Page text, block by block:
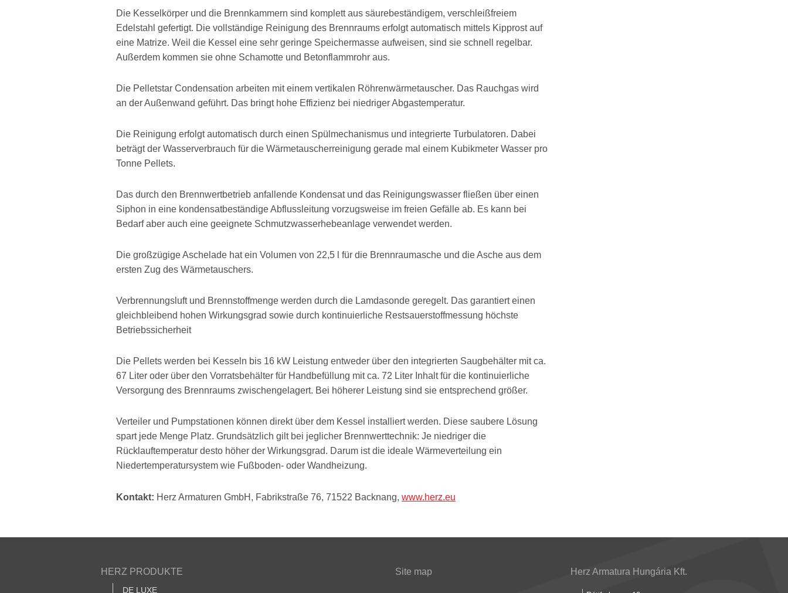
Die Kesselkörper und die Brennkammern sind komplett aus säurebeständigem, verschleißfreiem
Edelstahl gefertigt. Die vollständige Reinigung des Brennraums erfolgt automatisch mittels Kipprost auf
eine Matrize. Weil die Kessel eine sehr geringe Speichermasse aufweisen, sind sie schnell regelbar.
Außerdem kommen sie ohne Schamotte und Betonflammrohr aus.
Die Pelletstar Condensation arbeiten mit einem vertikalen Röhrenwärmetauscher. Das Rauchgas wird
an der Außenwand geführt. Das bringt hohe Effizienz bei niedriger Abgastemperatur.
Die Reinigung erfolgt automatisch durch einen Spülmechanismus und integrierte Turbulatoren. Dabei
beträgt der Wasserverbrauch für die Wärmetauscherreinigung gerade mal einem Kubikmeter Wasser pro
Tonne Pellets.
Das durch den Brennwertbetrieb anfallende Kondensat und das Reinigungswasser fließen über einen
Siphon in eine kondensatbeständige Abflussleitung vorzugsweise im freien Gefälle ab. Es kann bei
Bedarf aber auch eine geeignete Schmutzwasserhebeanlage verwendet werden.
Die großzügige Aschelade hat ein Volumen von 22,5 l für die Brennraumasche und die Asche aus dem
ersten Zug des Wärmetauschers.
Verbrennungsluft und Brennstoffmenge werden durch die Lamdasonde geregelt. Das garantiert einen
gleichbleibend hohen Wirkungsgrad sowie durch kontinuierliche Restsauerstoffmessung höchste
Betriebssicherheit
Die Pellets werden bei Kesseln bis 16 kW Leistung entweder über den integrierten Saugbehälter mit ca.
67 Liter oder über den Vorratsbehälter für Handbefüllung mit ca. 72 Liter Inhalt für die kontinuierliche
Versorgung des Brennraums zwischengelagert. Bei höherer Leistung sind sie entsprechend größer.
Verteiler und Pumpstationen können direkt über dem Kessel installiert werden. Diese saubere Lösung
spart jede Menge Platz. Grundsätzlich gilt bei jeglicher Brennwerttechnik: Je niedriger die
Rücklauftemperatur desto höher der Wirkungsgrad. Darum ist die ideale Wärmeverteilung ein
Niedertemperatursystem wie Fußboden- oder Wandheizung.
Kontakt: Herz Armaturen GmbH, Fabrikstraße 76, 71522 Backnang, www.herz.eu
HERZ PRODUKTE
DE LUXE
Site map Herz Armatura Hungária Kft.